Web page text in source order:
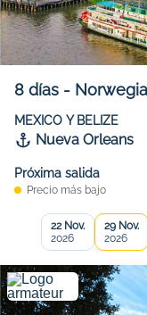
8 días -
MEXICO Y BELIZE
Nueva Orleans
Próxima salida
Precio más bajo
22 Nov.
2026
29 Nov.
2026